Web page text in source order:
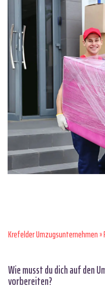
Krefelder Umzugsunternehmen»
Wie musst du dich auf den
vorbereiten?